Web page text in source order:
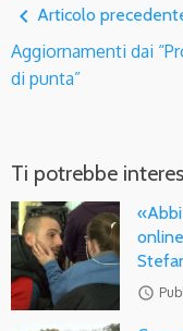
navigate_before Articolo
Aggiornamenti dai
di punta”
Ti potrebbe
access_time